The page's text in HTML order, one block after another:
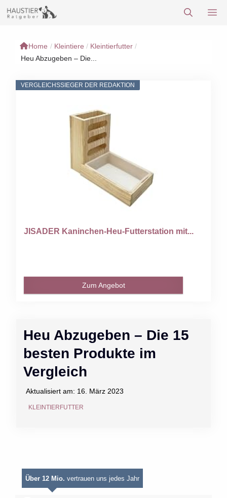
Inhalt
Home / Kleintiere / Kleintierfutter /
Heu Abzugeben – Die...
Heu Abzugeben – Die 15
besten Produkte im
Vergleich
Aktualisiert am: 16. März 2023
KLEINTIERFUTTER
VERGLEICHSSIEGER DER REDAKTION
JISADER Kaninchen-Heu-Futterstation mit...
Zum Angebot
Über 12 Mio. vertrauen uns jedes Jahr